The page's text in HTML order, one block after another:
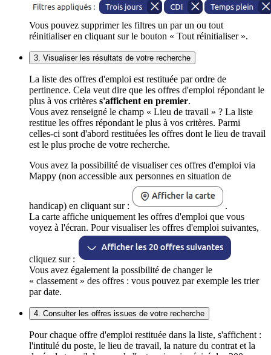
Vous pouvez supprimer les filtres un par un ou tout
réinitialiser en cliquant sur le bouton « Tout réinitialiser ».
3. Visualiser les résultats de votre recherche
La liste des offres d'emploi est restituée par ordre de
pertinence. Cela veut dire que les offres d'emploi répondant le
plus à vos critères s'affichent en premier.
Vous avez renseigné le champ « Lieu de travail » ? La liste
restitue les offres répondant le plus à vos critères. Parmi
celles-ci sont d'abord restituées les offres dont le lieu de travail
est le plus proche de votre recherche.
Vous avez la possibilité de visualiser ces offres d'emploi via
Mappy (non accessible aux personnes en situation de
handicap) en cliquant sur :
.
La carte affiche uniquement les offres d'emploi que vous
voyez à l'écran. Pour visualiser les offres d'emploi suivantes,
cliquez sur :
Vous avez également la possibilité de changer le
« classement » des offres : vous pouvez par exemple les trier
par date.
4. Consulter les offres issues de votre recherche
Pour chaque offre d'emploi restituée dans la liste, s'affichent :
l'intitulé du poste, le lieu de travail, la nature du contrat et la